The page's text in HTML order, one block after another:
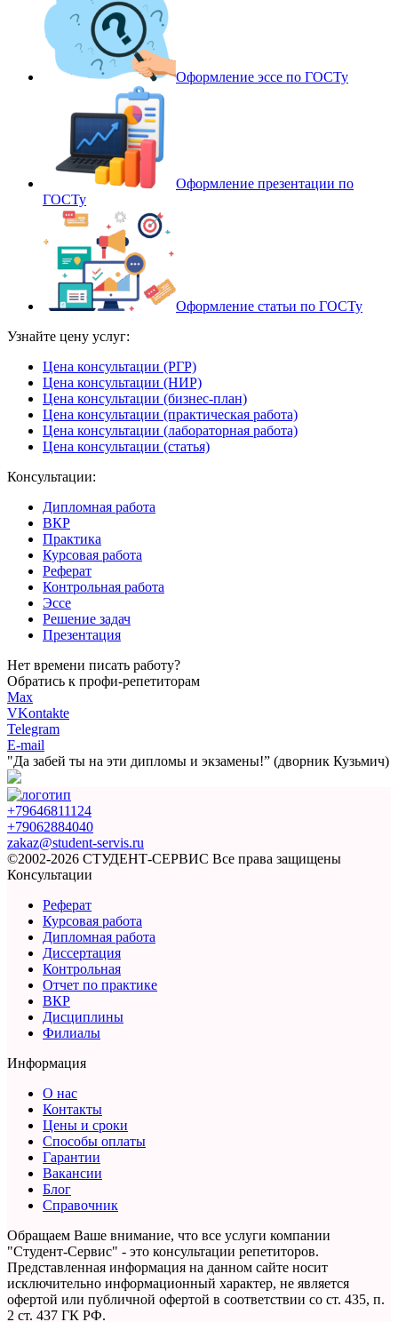
Оформление эссе по ГОСТу
Оформление презентации по
ГОСТу
Оформление статьи по ГОСТу
Узнайте цену услуг:
Цена консультации (РГР)
Цена консультации (НИР)
Цена консультации (бизнес-план)
Цена консультации (практическая работа)
Цена консультации (лабораторная работа)
Цена консультации (статья)
Консультации:
Дипломная работа
ВКР
Практика
Курсовая работа
Реферат
Контрольная работа
Эссе
Решение задач
Презентация
Нет времени писать работу?
Обратись к профи-репетиторам
Max
VKontakte
Telegram
E-mail
"Да забей ты на эти дипломы и экзамены!” (дворник Кузьмич)
+79646811124
+79062884040
zakaz@student-servis.ru
©2002-2026 СТУДЕНТ-СЕРВИС Все права защищены
Консультации
Реферат
Курсовая работа
Дипломная работа
Диссертация
Контрольная
Отчет по практике
ВКР
Дисциплины
Филиалы
Информация
О нас
Контакты
Цены и сроки
Способы оплаты
Гарантии
Вакансии
Блог
Справочник
Обращаем Ваше внимание, что все услуги компании
"Студент-Сервис" - это консультации репетиторов.
Представленная информация на данном сайте носит
исключительно информационный характер, не является
офертой или публичной офертой в соответствии со ст. 435, п.
2 ст. 437 ГК РФ.